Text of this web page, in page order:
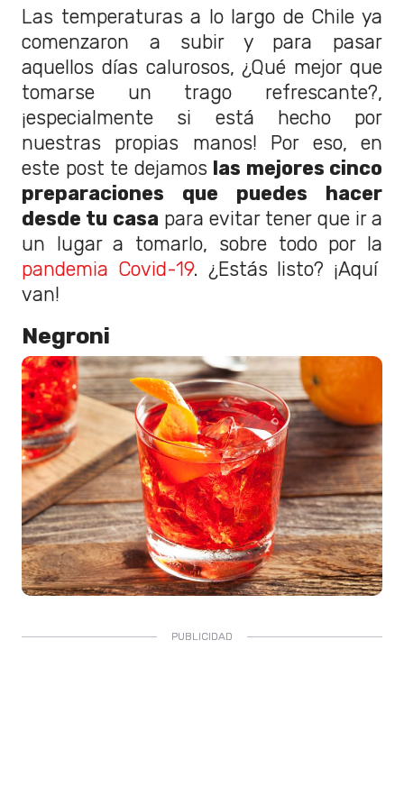
Las temperaturas a lo largo de Chile ya
comenzaron a subir y para pasar
aquellos días calurosos, ¿Qué mejor que
tomarse un trago refrescante?,
¡especialmente si está hecho por
nuestras propias manos! Por eso, en
este post te dejamos las mejores cinco
preparaciones que puedes hacer
desde tu casa para evitar tener que ir a
un lugar a tomarlo, sobre todo por la
pandemia Covid-19. ¿Estás listo? ¡Aquí
van!
Negroni